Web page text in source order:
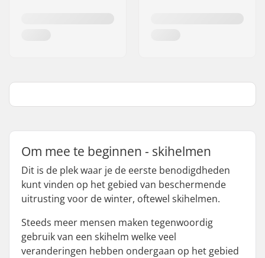
Om mee te beginnen - skihelmen
Dit is de plek waar je de eerste benodigdheden
kunt vinden op het gebied van beschermende
uitrusting voor de winter, oftewel skihelmen.
Steeds meer mensen maken tegenwoordig
gebruik van een skihelm welke veel
veranderingen hebben ondergaan op het gebied